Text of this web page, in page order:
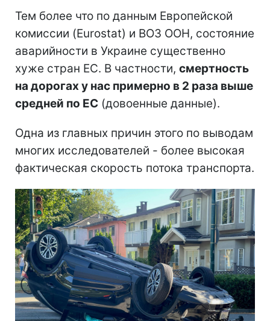
Тем более что по данным Европейской
комиссии (Eurostat) и ВОЗ ООН, состояние
аварийности в Украине существенно
хуже стран ЕС. В частности, смертность
на дорогах у нас примерно в 2 раза выше
средней по ЕС (довоенные данные).
Одна из главных причин этого по выводам
многих исследователей - более высокая
фактическая скорость потока транспорта.